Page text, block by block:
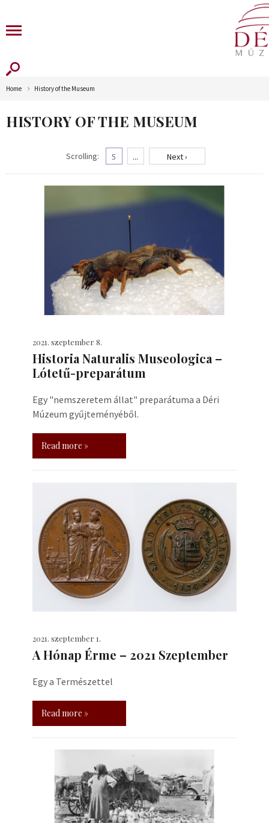
Home History of the Museum
HISTORY OF THE MUSEUM
Scrolling: 5 ... Next ›
2021. szeptember 8.
Historia Naturalis Museologica –
Lótetű-preparátum
Egy "nemszeretem állat" preparátuma a Déri
Múzeum gyűjteményéből.
Read more »
2021. szeptember 1.
A Hónap Érme – 2021 Szeptember
Egy a Természettel
Read more »